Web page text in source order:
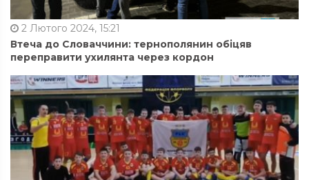
2 Лютого 2024, 15:21
Втеча до Словаччини: тернополянин обіцяв
переправити ухилянта через кордон